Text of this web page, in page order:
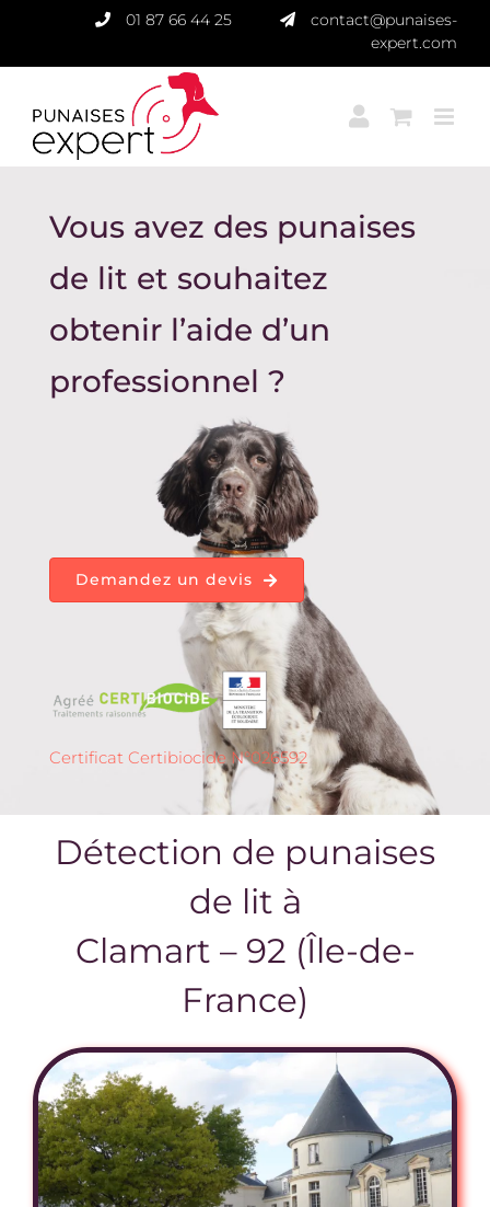
contenu
01 87 66 44 25
contact@punaises-
expert.com
Vous avez des punaises
de lit et souhaitez
obtenir l’aide d’un
professionnel ?
Demandez un devis
Certificat Certibiocide N°026592
Détection de punaises
de lit à
Clamart – 92 (Île-de-
France)